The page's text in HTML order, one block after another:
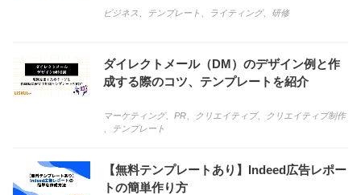
ビジネス テンプレート ライティング、 研修
ダイレクトメール（DM）のデザイン例と作
成する際のコツ、テンプレートを紹介
マーケティング、 PR クリエイティブ、
クリエイティブ制作
テンプレート
【無料テンプレートあり】Indeed広告レポー
トの簡単作り方